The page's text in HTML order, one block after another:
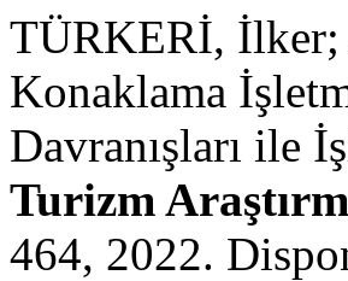
TÜRKERİ,
Konaklama
Davranışları ile
Turizm
464, 2022.